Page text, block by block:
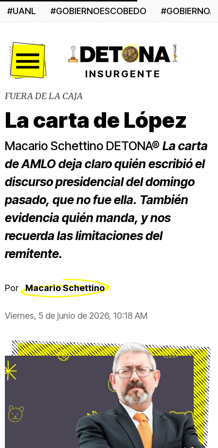
#UANL #GOBIERNOESCOBEDO
INSURGENTE
FUERA DE LA CAJA
La carta de López
Macario Schettino DETONA® La carta
de AMLO deja claro quién escribió el
discurso presidencial del domingo
pasado, que no fue ella. También
evidencia quién manda, y nos
recuerda las limitaciones del
remitente.
Por Macario Schettino
Viernes, 5 de junio de 2026, 10:18 AM